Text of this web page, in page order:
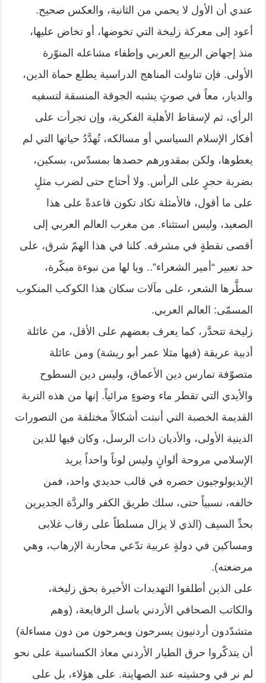
عندي أن الأول لا يحمي من الثانية، والعكس صحيح.
أعود إلى معركة زليخة التي تخوضها، أو تخاض عليها،
منذ إجهاض الربيع العربي وإطفاء مشاعله المنوّرة
الأولى. فإن تناولت المناهج الدراسية يطلع حماة الدين،
والديار، معاً في صوتٍ يشبه الجوقة المنسقة لتسفيه
الرأي، ثم لإسقاط الأهلية الفكرية، وإن تجرأت على
أفكار الإسلام السياسي أو مسالكه، تُهدَّدُ حياتها التي لم
يعطوها، ولكن بمقدورهم حصدها بمسدّس، بسكين،
بضربة حجرٍ على الرأس. ولا أحتاج حتى لضرب مثلٍ
على ما أقول، فالأمثلة تكاد تكون قاعدةً على هذا
الصعيد، وليس استثناء. من مغرب العالم العربي إلى
أقصى نقطةٍ في مشرقه. كلنا في هذا الهمّ شرق، على
حد تعبير “أمير الشعراء”.. ويا لها من نبوءة مبكّرة،
سطَّرها الشعر، على مآلات سكان هذا الكوكب المنكوب
المسمّى: العالم العربي.
زليخة تتحدَّر، كما يعرف بعضهم على الأقل، من عائلة
أدبية عريقة (فيها مثلا عمر أبو ريشة) ومن عائلة
متصوّفة تمارس دين الأعماق، وليس دين السطوح
والأيدي التي تقطر ماء وضوءٍ مرائياً. إنها من هذه التربة
القديمة الخصبة التي أنبتت أشكالاً مختلفة من التصورات
الدينية الأولى، والأديان ذات الرسل، وكان فيها للدين
الإسلامي مروحة ألوانٍ وليس لوناً واحداً يريد
الإيديولوجيون حصره في قالب حديدي واحد، فمن
خالفه، نسبياً حتى، سلك طريق الكفر والردَّة الجديرين
بحدِّ السيف (الذي لا يزال مسلطاً على رقاب غلابى
ومساكين في دولةٍ عربية تدّعي محاربة الإرهاب، وهي
مرضعته).
على الذين أطلقوا التهديدات الأخيرة بحق زليخة،
والكاتب الصحافي الأردني باسل الرفايعة، (وهم
متشدّدون أردنيون يسرحون ويمرحون من دون مساءلة)
أن يتذكّروا حرق الطيار الأردني معاذ الكساسبة على نحو
لم نر في وحشيته عند الصهاينة. على هؤلاء، بل على